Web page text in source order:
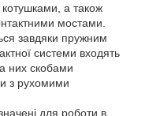
а також
мостами.
завдяки пружним
системи входять
них скобами
з рухомими
для роботи в